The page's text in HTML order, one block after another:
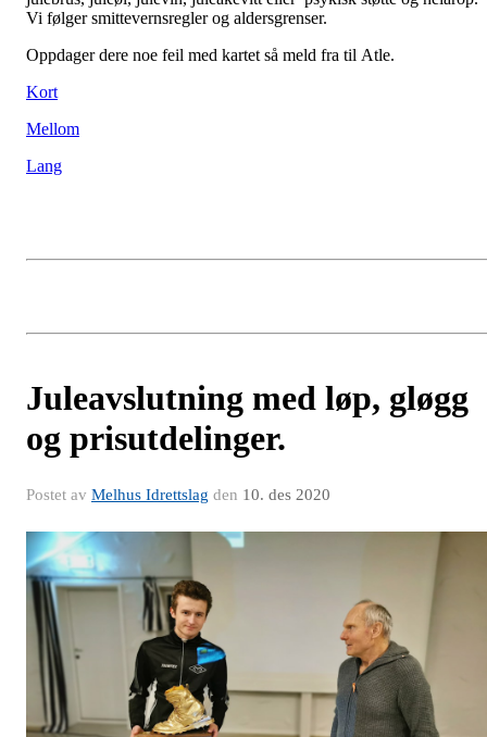
Vi følger smittevernsregler og aldersgrenser.
Oppdager dere noe feil med kartet så meld fra til Atle.
Kort
Mellom
Lang
Juleavslutning med løp, gløgg
og prisutdelinger.
Postet av Melhus Idrettslag den 10. des 2020